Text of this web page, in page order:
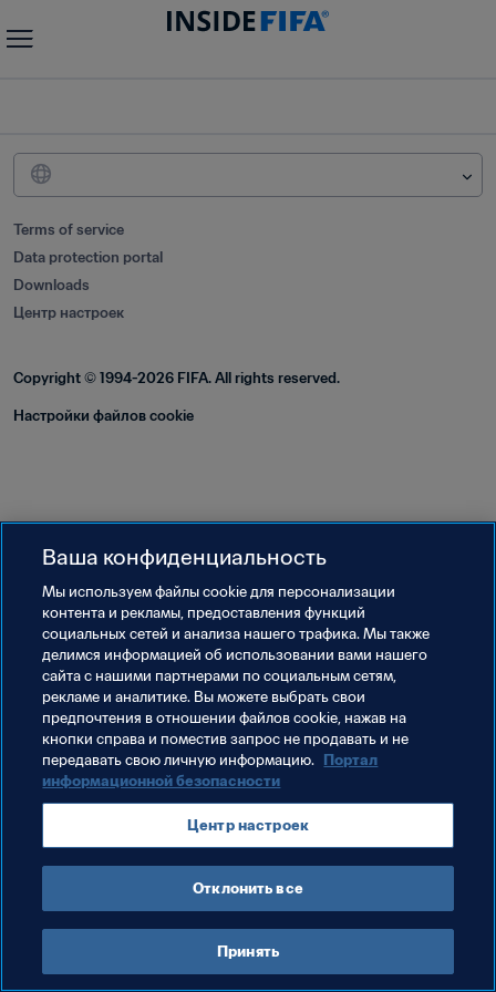
Terms of service
Data protection portal
Downloads
Центр настроек
Copyright © 1994-2026 FIFA. All rights reserved.
Настройки файлов cookie
Ваша конфиденциальность
Мы используем файлы сookie для персонализации
контента и рекламы, предоставления функций
социальных сетей и анализа нашего трафика. Мы также
делимся информацией об использовании вами нашего
сайта с нашими партнерами по социальным сетям,
рекламе и аналитике. Вы можете выбрать свои
предпочтения в отношении файлов cookie, нажав на
кнопки справа и поместив запрос не продавать и не
передавать свою личную информацию. Портал
информационной безопасности
Центр настроек
Отклонить все
Принять